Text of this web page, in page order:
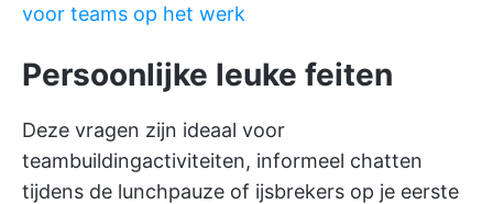
voor teams op het werk
Persoonlijke leuke feiten
Deze vragen zijn ideaal voor
teambuildingactiviteiten, informeel chatten
tijdens de lunchpauze of ijsbrekers op je eerste